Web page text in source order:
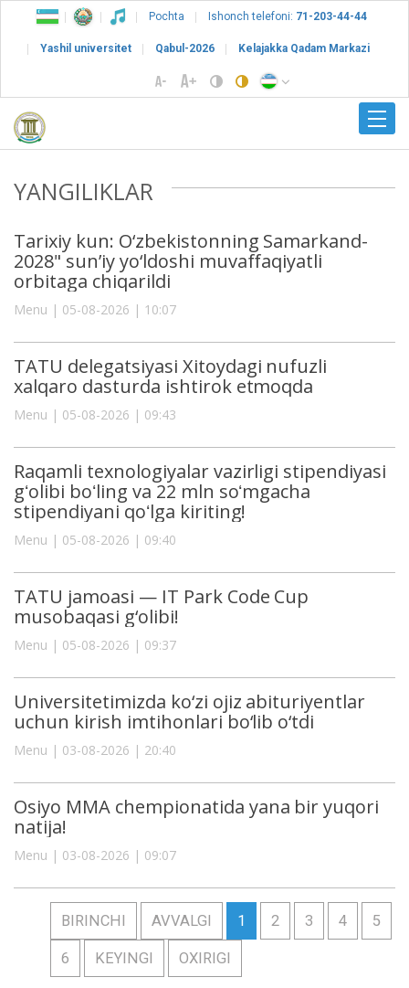
Pochta Ishonch telefoni: 71-203-44-44
Yashil universitet Qabul-2026 Kelajakka Qadam Markazi
YANGILIKLAR
Tarixiy kun: O‘zbekistonning Samarkand-
2028" sun’iy yo‘ldoshi muvaffaqiyatli
orbitaga chiqarildi
Menu | 05-08-2026 | 10:07
TATU delegatsiyasi Xitoydagi nufuzli
xalqaro dasturda ishtirok etmoqda
Menu | 05-08-2026 | 09:43
Raqamli texnologiyalar vazirligi stipendiyasi
gʻolibi boʻling va 22 mln soʻmgacha
stipendiyani qoʻlga kiriting!
Menu | 05-08-2026 | 09:40
TATU jamoasi — IT Park Code Cup
musobaqasi g‘olibi!
Menu | 05-08-2026 | 09:37
Universitetimizda ko‘zi ojiz abituriyentlar
uchun kirish imtihonlari bo‘lib o‘tdi
Menu | 03-08-2026 | 20:40
Osiyo MMA chempionatida yana bir yuqori
natija!
Menu | 03-08-2026 | 09:07
BIRINCHI AVVALGI 1 2 3 4 5
6 KEYINGI OXIRIGI